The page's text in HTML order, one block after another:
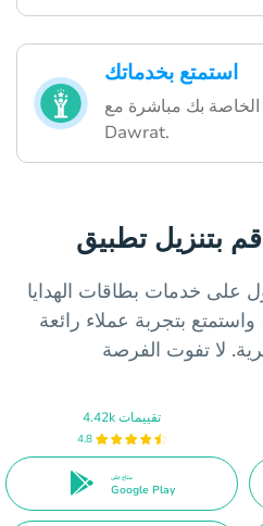
استمتع بخدماتك
الخاصة بك مباشرة مع
Dawrat.
على خدمات بطاقات الهدايا
بتجربة عملاء رائعة
4.42k تقييمات
4.8
متاح على
Google Play